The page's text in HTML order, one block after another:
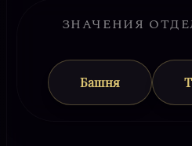
ЗНАЧЕНИЯ
Башня